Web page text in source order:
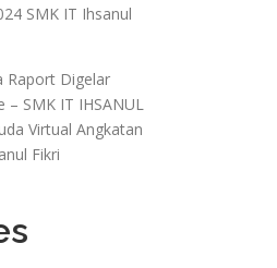
SMK IT Ihsanul
Raport Digelar
– SMK IT IHSANUL
Virtual Angkatan
Fikri